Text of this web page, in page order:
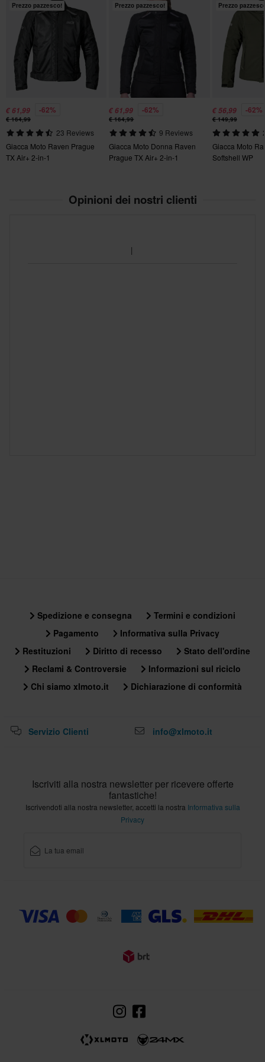
240 x 445 x 195 mm
310 x 440 x 150 mm
XS
350 x 395 x 190 mm
XXL
270 x 370 x 195 mm
S
330 x 390 x 185 mm
Send
Prezzo pazzesco!
€ 61,99 -62%
€ 164,99
23 Reviews
Giacca Moto Raven Prague
TX Air+ 2-in-1
Prezzo pazzesco!
€ 61,99 -62%
€ 164,99
9 Reviews
Giacca Moto Donna Raven
Prague TX Air+ 2-in-1
Prezzo
€ 56,99 -62%
€ 149,99
Giacca Moto
Softshell WP
Opinioni dei nostri clienti
Spedizione e consegna
Termini e condizioni
Pagamento
Informativa sulla Privacy
Restituzioni
Diritto di recesso
Stato dell'ordine
Reclami & Controversie
Informazioni sul riciclo
Chi siamo xlmoto.it
Dichiarazione di conformità
Servizio Clienti info@xlmoto.it
Iscriviti alla nostra newsletter per ricevere offerte
fantastiche!
Iscrivendoti alla nostra newsletter, accetti la nostra Informativa sulla
Privacy